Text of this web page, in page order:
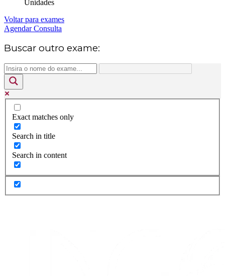
Unidades
Voltar para exames
Agendar Consulta
Buscar outro exame:
Exact matches only
Search in title
Search in content